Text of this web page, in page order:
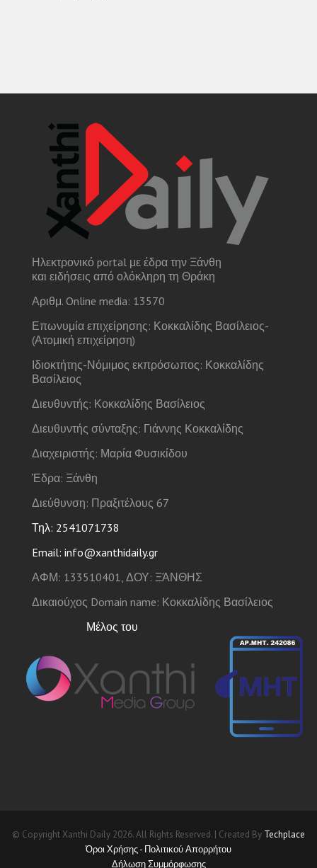
Ηλεκτρονικό portal με έδρα την Ξάνθη
και ειδήσεις από ολόκληρη τη Θράκη
Αριθμ. Online media: 13570
Επωνυμία επιχείρησης: Κοκκαλίδης Βασίλειος-
(Ατομική επιχείρηση)
Ιδιοκτήτης-Νόμιμος εκπρόσωπος: Κοκκαλίδης
Βασίλειος
Διευθυντής: Κοκκαλίδης Βασίλειος
Διευθυντής σύνταξης: Γιάννης Κοκκαλίδης
Διαχειριστής: Μαρία Φυσικίδου
Έδρα: Ξάνθη
Διεύθυνση: Πραξιτέλους 67
Τηλ: 2541071738
Email: info@xanthidaily.gr
ΑΦΜ: 133510401, ΔΟΥ: ΞΆΝΘΗΣ
Δικαιούχος Domain name: Κοκκαλίδης Βασίλειος
Μέλος του
© Copyright Xanthi Daily 2026. All Rights Reserved. | Created By Techplace
Όροι Χρήσης - Πολιτικού Απορρήτου
Δήλωση Συμμόρφωσης